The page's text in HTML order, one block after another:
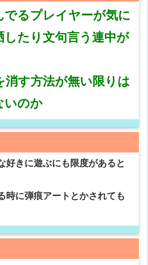
でるプレイヤーが気に
したり文句言う連中が
消す方法が無い限りは
いのか
好きに遊ぶにも限度があると
時に弾痕アートとかされても